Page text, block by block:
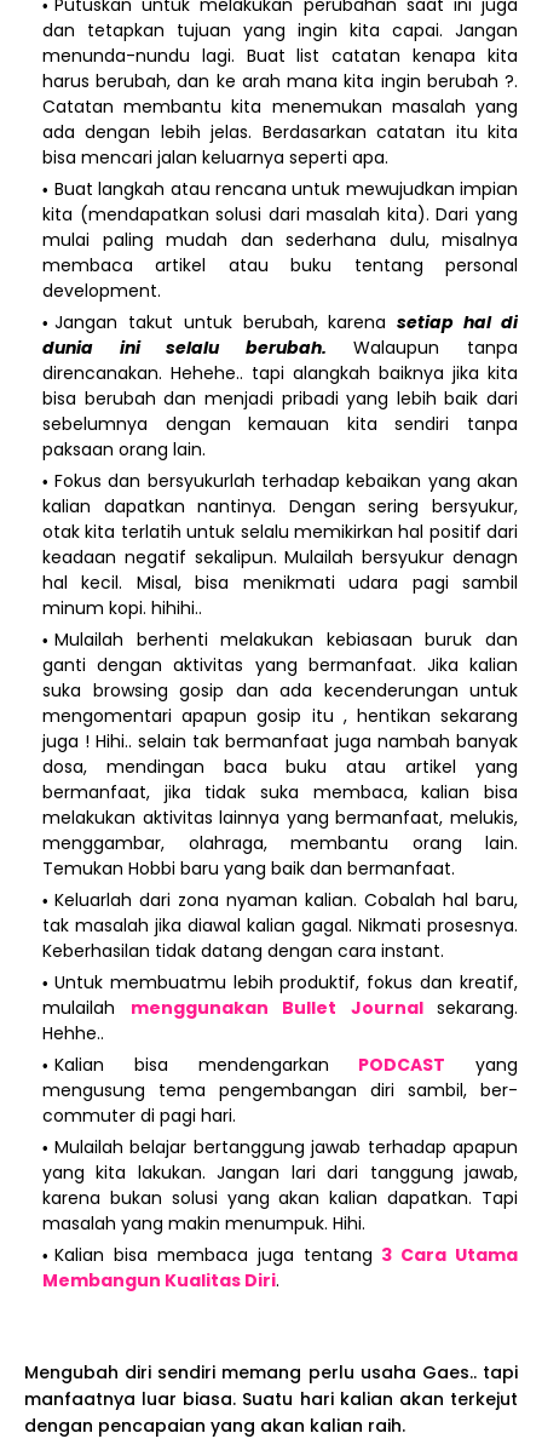
Putuskan untuk melakukan perubahan saat ini juga
dan tetapkan tujuan yang ingin kita capai. Jangan
menunda-nundu lagi. Buat list catatan kenapa kita
harus berubah, dan ke arah mana kita ingin berubah ?.
Catatan membantu kita menemukan masalah yang
ada dengan lebih jelas. Berdasarkan catatan itu kita
bisa mencari jalan keluarnya seperti apa.
Buat langkah atau rencana untuk mewujudkan impian
kita (mendapatkan solusi dari masalah kita). Dari yang
mulai paling mudah dan sederhana dulu, misalnya
membaca artikel atau buku tentang personal
development.
Jangan takut untuk berubah, karenasetiap hal di
dunia ini selalu berubah. Walaupun tanpa
direncanakan. Hehehe.. tapi alangkah baiknya jika kita
bisa berubah dan menjadi pribadi yang lebih baik dari
sebelumnya dengan kemauan kita sendiri tanpa
paksaan orang lain.
Fokus dan bersyukurlah terhadap kebaikan yang akan
kalian dapatkan nantinya. Dengan sering bersyukur,
otak kita terlatih untuk selalu memikirkan hal positif dari
keadaan negatif sekalipun. Mulailah bersyukur denagn
hal kecil. Misal, bisa menikmati udara pagi sambil
minum kopi. hihihi..
Mulailah berhenti melakukan kebiasaan buruk dan
ganti dengan aktivitas yang bermanfaat. Jika kalian
suka browsing gosip dan ada kecenderungan untuk
mengomentari apapun gosip itu , hentikan sekarang
juga ! Hihi.. selain tak bermanfaat juga nambah banyak
dosa, mendingan baca buku atau artikel yang
bermanfaat, jika tidak suka membaca, kalian bisa
melakukan aktivitas lainnya yang bermanfaat, melukis,
menggambar, olahraga, membantu orang lain.
Temukan Hobbi baru yang baik dan bermanfaat.
Keluarlah dari zona nyaman kalian. Cobalah hal baru,
tak masalah jika diawal kalian gagal. Nikmati prosesnya.
Keberhasilan tidak datang dengan cara instant.
Untuk membuatmu lebih produktif, fokus dan kreatif,
mulailah menggunakan Bullet Journal sekarang.
Hehhe..
Kalian bisa mendengarkan PODCAST yang
mengusung tema pengembangan diri sambil, ber-
commuter di pagi hari.
Mulailah belajar bertanggung jawab terhadap apapun
yang kita lakukan. Jangan lari dari tanggung jawab,
karena bukan solusi yang akan kalian dapatkan. Tapi
masalah yang makin menumpuk. Hihi.
Kalian bisa membaca juga tentang 3 Cara Utama
Membangun Kualitas Diri.
Mengubah diri sendiri memang perlu usaha Gaes.. tapi
manfaatnya luar biasa. Suatu hari kalian akan terkejut
dengan pencapaian yang akan kalian raih.